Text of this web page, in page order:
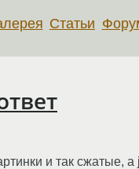
Статьи
и так сжатые,